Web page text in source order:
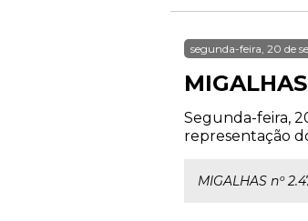
segunda-feira, 20 de
Segunda-feira,
representação
MIGALHAS nº